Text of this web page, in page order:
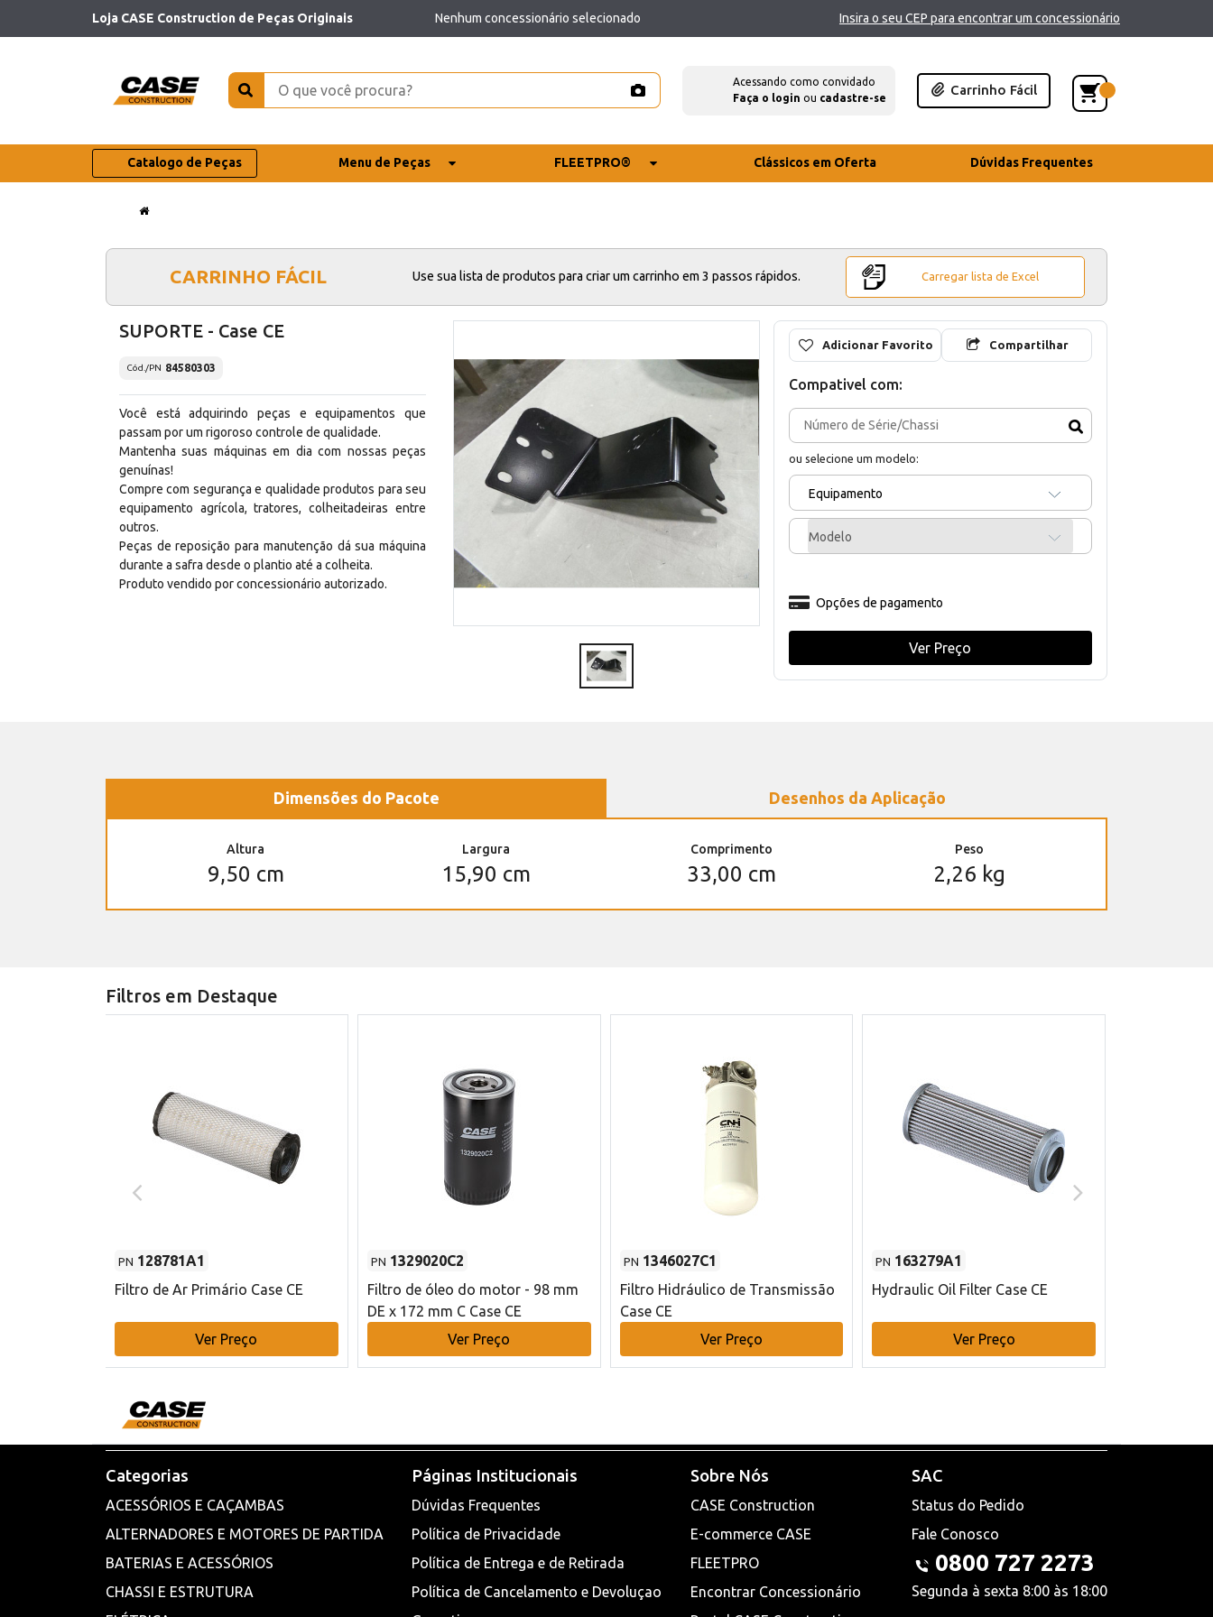
Loja CASE Construction de Peças Originais Nenhum concessionário selecionado Insira o seu CEP para encontrar um concessionário
Acessando como convidado
Faça o login ou cadastre-se
Carrinho Fácil
Catalogo de Peças Menu de Peças FLEETPRO® Clássicos em Oferta Dúvidas Frequentes
CARRINHO FÁCIL Use sua lista de produtos para criar um carrinho em 3 passos rápidos. Carregar lista de Excel
SUPORTE - Case CE
Cód./PN 84580303
Você está adquirindo peças e equipamentos que
passam por um rigoroso controle de qualidade.
Mantenha suas máquinas em dia com nossas peças
genuínas!
Compre com segurança e qualidade produtos para seu
equipamento agrícola, tratores, colheitadeiras entre
outros.
Peças de reposição para manutenção dá sua máquina
durante a safra desde o plantio até a colheita.
Produto vendido por concessionário autorizado.
Adicionar Favorito Compartilhar
Compativel com:
ou selecione um modelo:
Equipamento
Modelo
Opções de pagamento
Ver Preço
Dimensões do Pacote Desenhos da Aplicação
Altura
9,50 cm
Largura
15,90 cm
Comprimento
33,00 cm
Peso
2,26 kg
Filtros em Destaque
PN 128781A1
Filtro de Ar Primário Case CE
Ver Preço
PN 1329020C2
Filtro de óleo do motor - 98 mm
DE x 172 mm C Case CE
Ver Preço
PN 1346027C1
Filtro Hidráulico de Transmissão
Case CE
Ver Preço
PN 163279A1
Hydraulic Oil Filter Case CE
Ver Preço
Categorias
ACESSÓRIOS E CAÇAMBAS
ALTERNADORES E MOTORES DE PARTIDA
BATERIAS E ACESSÓRIOS
CHASSI E ESTRUTURA
Páginas Institucionais
Dúvidas Frequentes
Política de Privacidade
Política de Entrega e de Retirada
Política de Cancelamento e Devoluçao
Sobre Nós
CASE Construction
E-commerce CASE
FLEETPRO
Encontrar Concessionário
SAC
Status do Pedido
Fale Conosco
0800 727 2273
Segunda à sexta 8:00 às 18:00